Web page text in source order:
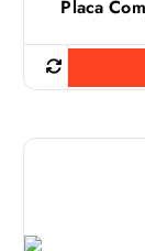
Placa